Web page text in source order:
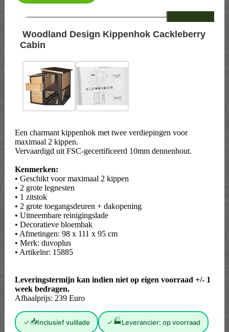
--
Woodland Design Kippenhok Cackleberry
Cabin
Een charmant kippenhok met twee verdiepingen voor
maximaal 2 kippen.
Vervaardigd uit FSC-gecertificeerd 10mm dennenhout.
Kenmerken:
• Geschikt voor maximaal 2 kippen
• 2 grote legnesten
• 1 zitstok
• 2 grote toegangsdeuren + dakopening
• Uitneembare reinigingslade
• Decoratieve bloembak
• Afmetingen: 98 x 111 x 95 cm
• Merk: duvoplus
• Artikelnr: 15885
Leveringstermijn kan indien niet op eigen voorraad +/- 1
week bedragen.
Afhaalprijs: 239 Euro
📥Inclusief vuillade 🏭Leverancier: op voorraad